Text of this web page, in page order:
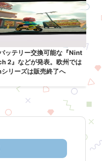
ッテリー交換可能な『Nint
2』などが発表。欧州では
リーズは販売終了へ